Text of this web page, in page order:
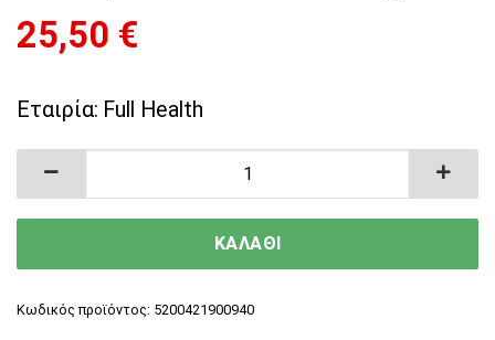
25,50 €
Εταιρία: Full Health
Λεκιθίνη από Ηλίανθο σε σκόνη Full Health
ΚΑΛΑΘΙ
Κωδικός προϊόντος: 5200421900940